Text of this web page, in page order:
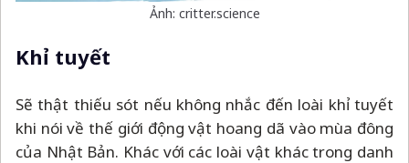
Ảnh: critter.science
Khỉ tuyết
Sẽ thật thiếu sót nếu không nhắc đến loài khỉ tuyết
khi nói về thế giới động vật hoang dã vào mùa đông
của Nhật Bản. Khác với các loài vật khác trong danh